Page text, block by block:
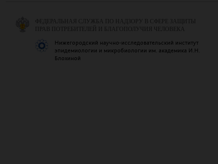
ФЕДЕРАЛЬНАЯ СЛУЖБА ПО НАДЗОРУ В СФЕРЕ ЗАЩИТЫ
ПРАВ ПОТРЕБИТЕЛЕЙ И БЛАГОПОЛУЧИЯ ЧЕЛОВЕКА
Нижегородский научно-исследовательский институт
эпидемиологии и микробиологии им. академика И.Н.
Блохиной